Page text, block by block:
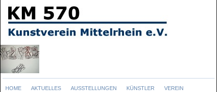
Navigation
HOME AKTUELLES AUSSTELLUNGEN KÜNSTLER
VEREIN